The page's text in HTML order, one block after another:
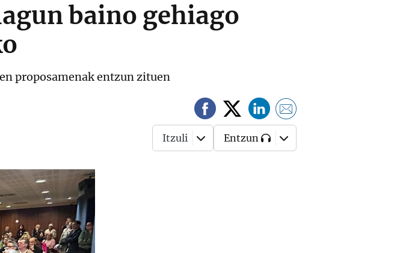
baino gehiago
proposamenak entzun zituen
Itzuli Entzun